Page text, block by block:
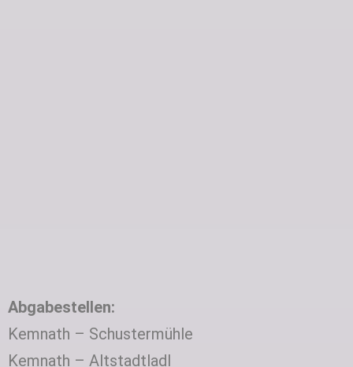
Abgabestellen:
Kemnath – Schustermühle
Kemnath – Altstadtladl